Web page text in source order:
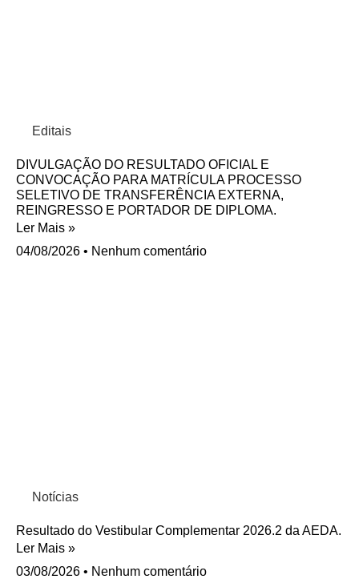
Editais
DIVULGAÇÃO DO RESULTADO OFICIAL E
CONVOCAÇÃO PARA MATRÍCULA PROCESSO
SELETIVO DE TRANSFERÊNCIA EXTERNA,
REINGRESSO E PORTADOR DE DIPLOMA.
Ler Mais »
04/08/2026
Nenhum comentário
Notícias
Resultado do Vestibular Complementar 2026.2 da AEDA.
Ler Mais »
03/08/2026
Nenhum comentário